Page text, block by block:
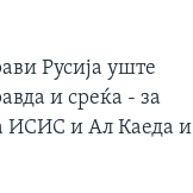
Русија уште
и среќа - за
ИСИС и Ал Каеда и